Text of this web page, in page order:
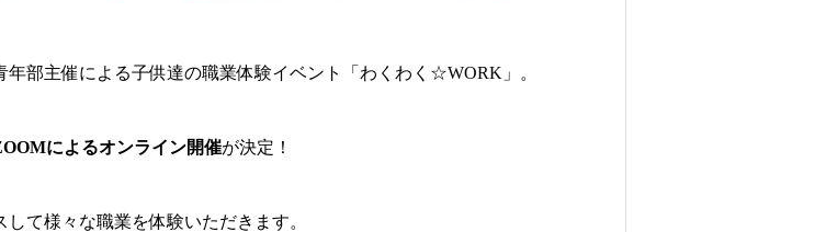
部主催による子供達の職業体験イベント「わくわく☆WORK」。
によるオンライン開催が決定！
て様々な職業を体験いただきます。